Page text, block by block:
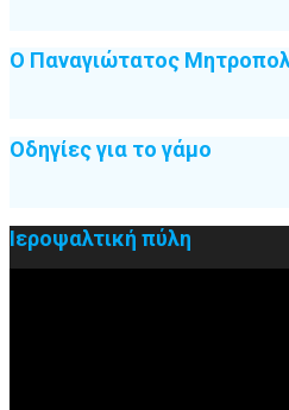
Ο Παναγιώτατος
Οδηγίες για το γάμο
Ιεροψαλτική πύλη